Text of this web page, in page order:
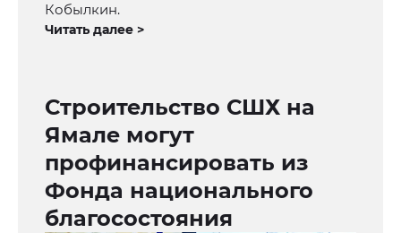
Кобылкин.
Читать далее >
Строительство СШХ на
Ямале могут
профинансировать из
Фонда национального
благосостояния